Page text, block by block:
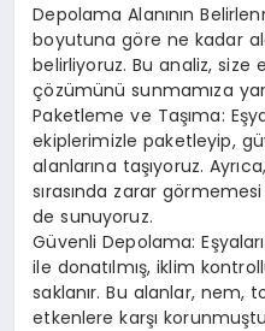
Depolama Alanının
boyutuna göre ne kadar
belirliyoruz. Bu analiz,
çözümünü sunmamıza
Paketleme ve Taşıma:
ekiplerimizle paketleyip,
alanlarına taşıyoruz.
sırasında zarar
de sunuyoruz.
Güvenli Depolama:
ile donatılmış, iklim
saklanır. Bu alanlar, nem,
etkenlere karşı